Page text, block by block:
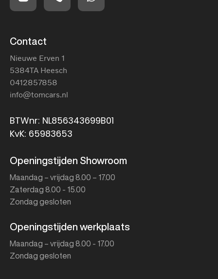
Contact
Nieuwe Erven 1
5384TA Heesch
0412857858
info@tomcars.nl
BTWnr: NL856343699B01
KvK: 65983653
Openingstijden Showroom
Maandag – vrijdag 8.00 – 17.00
Zaterdag 8.00 - 15.00
Zondag gesloten
Openingstijden werkplaats
Maandag – vrijdag 8.00 - 17.00
Zondag gesloten